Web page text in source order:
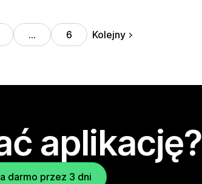
… 6 Kolejny
aplikację?
darmo przez 3 dni